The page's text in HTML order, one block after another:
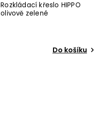
Rozkládací křeslo HIPPO
olivově zelené
Do košíku